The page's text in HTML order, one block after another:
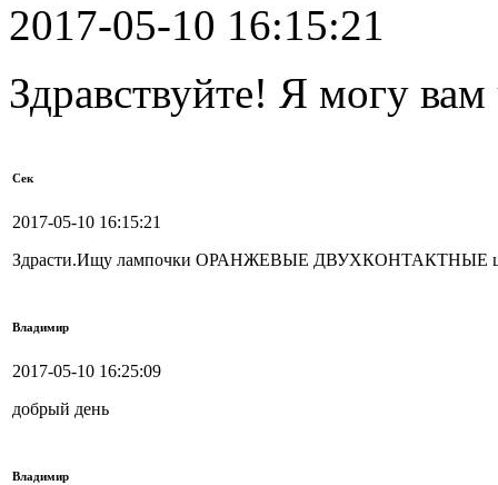
2017-05-10 16:15:21
Здравствуйте! Я могу
Сек
2017-05-10 16:15:21
Здрасти.Ищу лампочки ОРАНЖЕВЫЕ ДВУХКОНТАКТНЫЕ
Владимир
2017-05-10 16:25:09
добрый день
Владимир